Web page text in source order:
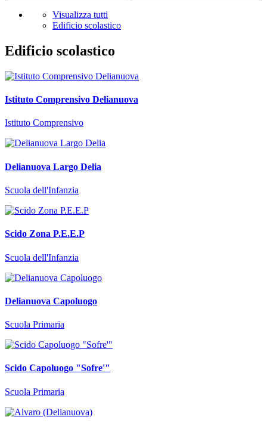
Visualizza tutti
Edificio scolastico
Edificio scolastico
Istituto Comprensivo Delianuova
Istituto Comprensivo
Delianuova Largo Delia
Scuola dell'Infanzia
Scido Zona P.E.E.P
Scuola dell'Infanzia
Delianuova Capoluogo
Scuola Primaria
Scido Capoluogo "Sofre'"
Scuola Primaria